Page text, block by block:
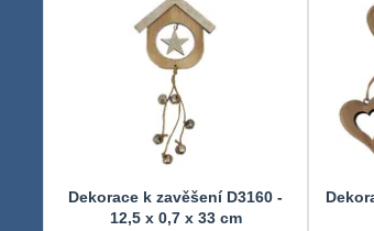
Dekorace k zavěšení D3160 -
12,5 x 0,7 x 33 cm